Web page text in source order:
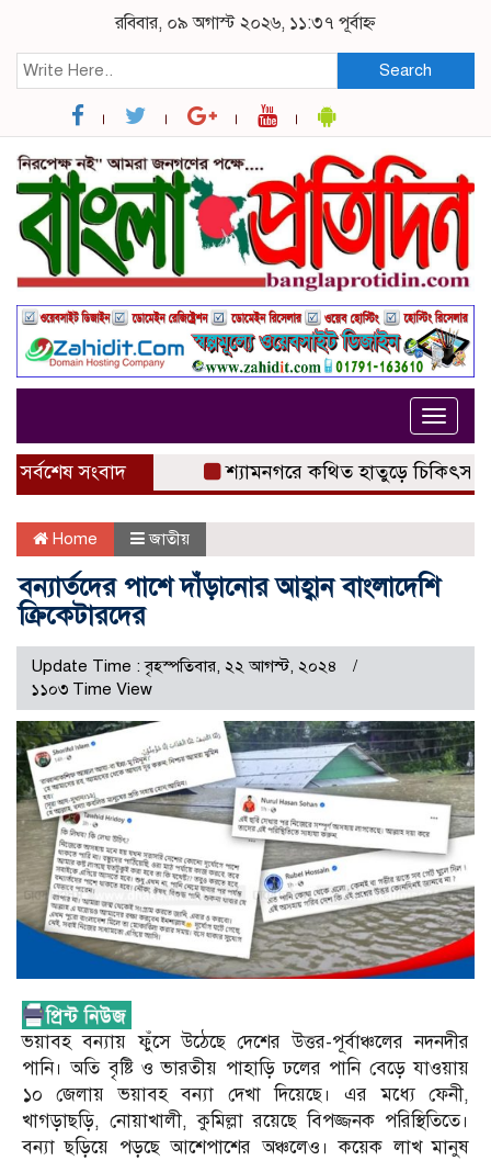
রবিবার, ০৯ অগাস্ট ২০২৬, ১১:৩৭ পূর্বাহ্ন
Search
Toggle
সর্বশেষ সংবাদ শ্যামনগরে কথিত হাতুড়ে চিকিৎসকের
Home জাতীয়
বন্যার্তদের পাশে দাঁড়ানোর আহ্বান বাংলাদেশি
ক্রিকেটারদের
Update Time : বৃহস্পতিবার, ২২ আগস্ট, ২০২৪
১১০৩ Time View
ভয়াবহ বন্যায় ফুঁসে উঠেছে দেশের উত্তর-পূর্বাঞ্চলের নদনদীর
পানি। অতি বৃষ্টি ও ভারতীয় পাহাড়ি ঢলের পানি বেড়ে যাওয়ায়
১০ জেলায় ভয়াবহ বন্যা দেখা দিয়েছে। এর মধ্যে ফেনী,
খাগড়াছড়ি, নোয়াখালী, কুমিল্লা রয়েছে বিপজ্জনক পরিস্থিতিতে।
বন্যা ছড়িয়ে পড়ছে আশেপাশের অঞ্চলেও। কয়েক লাখ মানুষ